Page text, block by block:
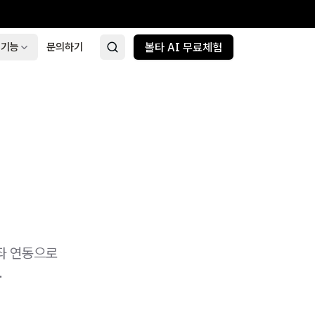
능 문의하기 볼타 AI 무료체험
연동으로